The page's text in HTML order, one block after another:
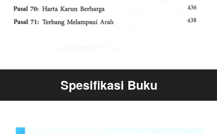
Spesifikasi Buku